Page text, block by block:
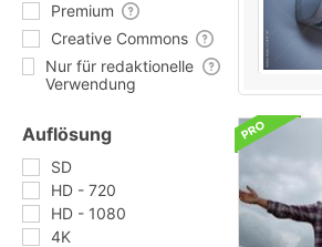
Premium
Creative Commons
Nur für redaktionelle
Verwendung
Auflösung
SD
HD - 720
HD - 1080
4K